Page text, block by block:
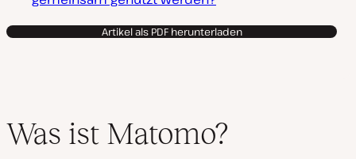
Artikel als PDF herunterladen
Was ist Matomo?